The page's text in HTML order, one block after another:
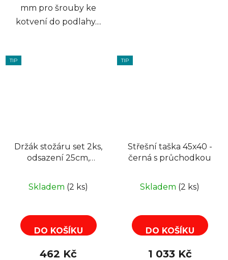
mm pro šrouby ke
kotvení do podlahy....
TIP
Držák stožáru set 2ks,
odsazení 25cm,
Skladem (2 ks)
DO KOŠÍKU
462 Kč
TIP
Střešní taška 45x40 -
černá s průchodkou
Skladem (2 ks)
DO KOŠÍKU
1 033 Kč